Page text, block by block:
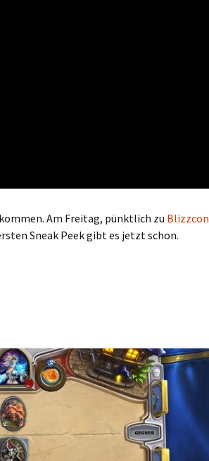
Am Freitag, pünktlich zu Blizzcon
Sneak Peek gibt es jetzt schon.